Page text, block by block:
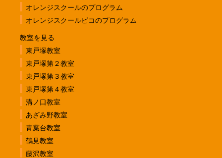
オレンジスクールのプログラム
オレンジスクールピコのプログラム
教室を見る
東戸塚教室
東戸塚第２教室
東戸塚第３教室
東戸塚第４教室
溝ノ口教室
あざみ野教室
青葉台教室
鶴見教室
藤沢教室